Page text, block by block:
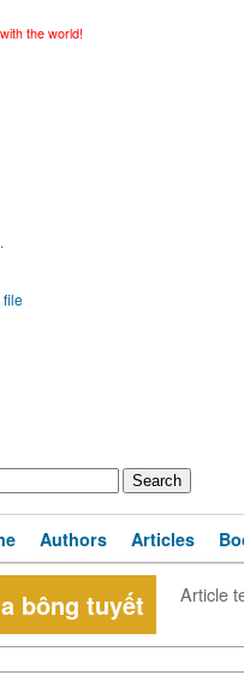
the world!
file
Authors Articles
bông tuyết Article